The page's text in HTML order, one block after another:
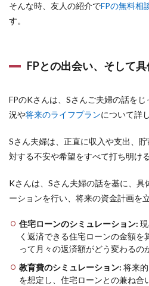
そんな時、友人の紹介でFPの無料相
す。
FPとの出会い、そして
FPのKさんは、Sさんご夫婦の話を
況や将来のライフプランについて詳
Sさん夫婦は、正直に収入や支出、
対する不安や希望をすべて打ち明け
Kさんは、Sさん夫婦の話を基に、
ーションを行い、将来の資金計画を
住宅ローンのシミュレーション:
く返済できる住宅ローンの金額を
って月々の返済額がどう変わるの
教育費のシミュレーション: 将来
を想定し、住宅ローンとの兼ね合